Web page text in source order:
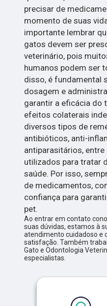
precisar de
momento de suas
importante lembrar
gatos devem ser
veterinário, pois
humanos podem ser
disso, é fundamental
dosagem e
garantir a eficácia do
efeitos colaterais
diversos tipos de
antibióticos, anti-
antiparasitários,
utilizados para tratar
saúde. Por isso,
de medicamentos,
confiança para
pet.
Ao entrar em contato
suas dúvidas, estamos à
atendimento cuidadoso e
satisfação. Também
Gato e Odontologia
especialistas.